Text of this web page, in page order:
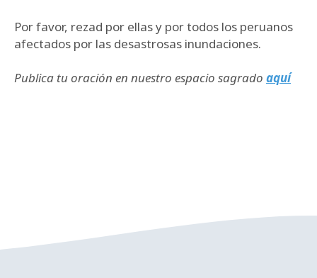
Por favor, rezad por ellas y por todos los peruanos
afectados por las desastrosas inundaciones.
Publica tu oración en nuestro espacio sagrado aquí